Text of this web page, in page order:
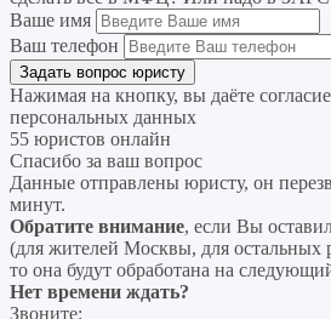
Ваше имя
Ваш телефон
Нажимая на кнопку, вы даёте
персональных данных
55 юристов онлайн
Спасибо за ваш вопрос
Данные отправлены юристу, он
минут.
Обратите внимание, если Вы
(для жителей Москвы, для остальных
то она будут обработана на
Нет времени ждать?
Звоните: